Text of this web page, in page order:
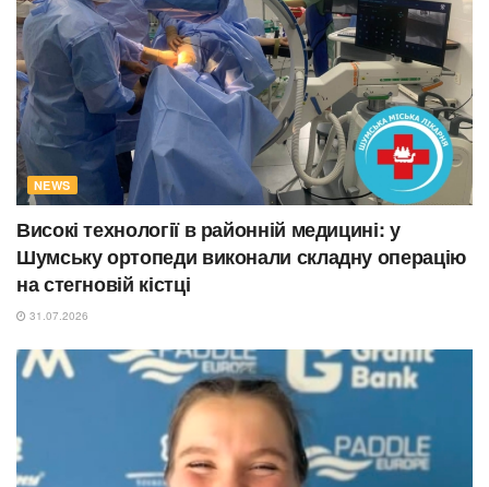
NEWS
Високі технології в районній медицині: у
Шумську ортопеди виконали складну операцію
на стегновій кістці
31.07.2026